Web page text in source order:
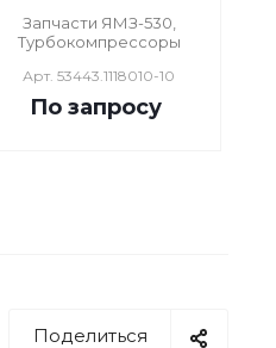
Запчасти ЯМЗ-530,
Турбокомпрессоры
Арт. 53443.1118010-10
По запросу
Поделиться